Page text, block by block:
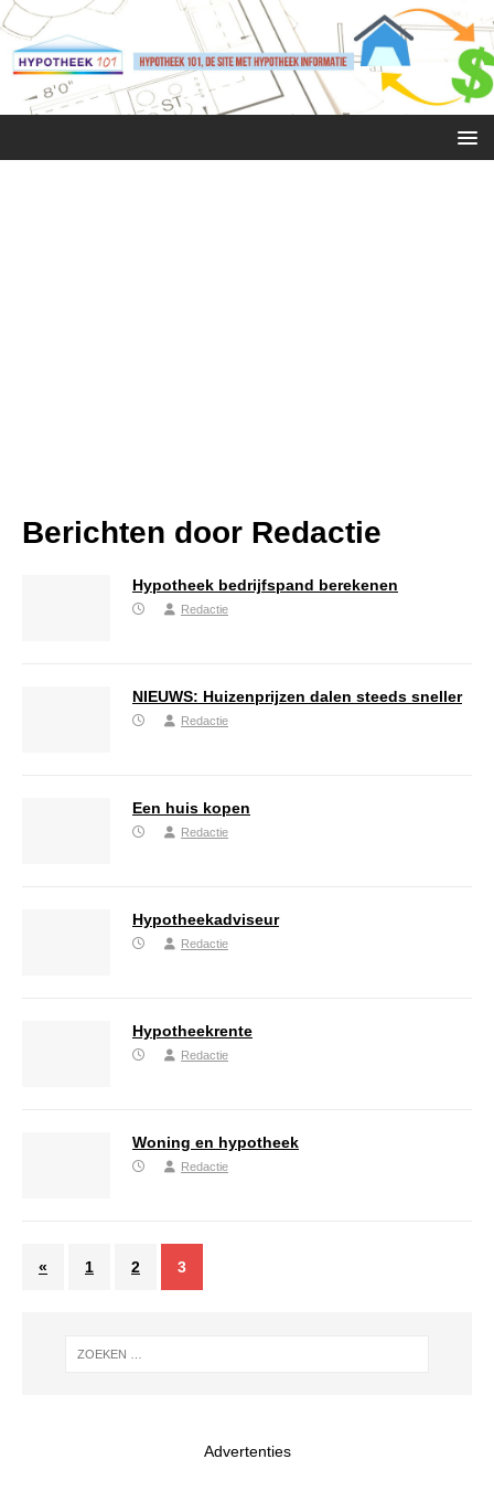
Berichten door Redactie
Hypotheek bedrijfspand berekenen
Redactie
NIEUWS: Huizenprijzen dalen steeds sneller
Redactie
Een huis kopen
Redactie
Hypotheekadviseur
Redactie
Hypotheekrente
Redactie
Woning en hypotheek
Redactie
« 1 2 3
Advertenties